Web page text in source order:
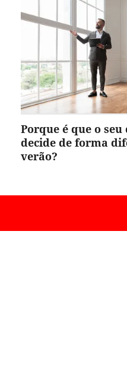
Porque é que o seu
decide de forma
verão?